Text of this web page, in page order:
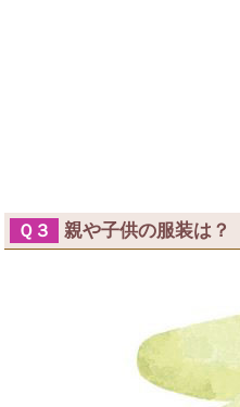
Ｑ３ 親や子供の服装は？